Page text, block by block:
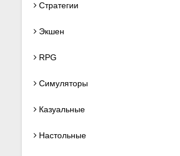
Стратегии
Экшен
RPG
Симуляторы
Казуальные
Настольные